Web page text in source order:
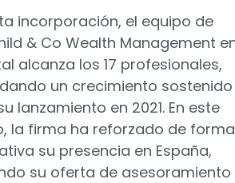
incorporación, el equipo de
& Co Wealth Management
alcanza los 17 profesionales,
un crecimiento sostenido
lanzamiento en 2021. En este
la firma ha reforzado de forma
su presencia en España,
su oferta de asesoramiento